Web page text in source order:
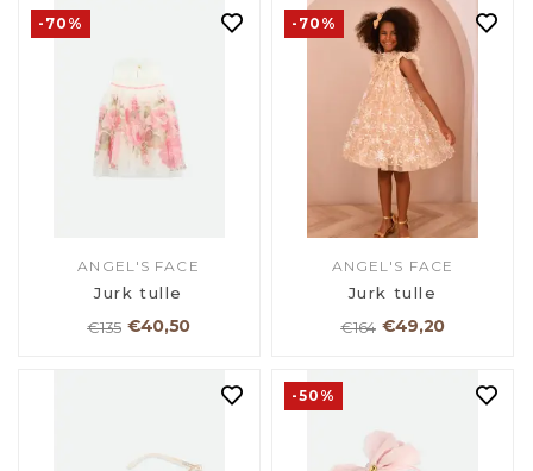
-70%
ANGEL'S FACE
Jurk tulle
€135 €40,50
-70%
ANGEL'S FACE
Jurk tulle
€164 €49,20
-50%